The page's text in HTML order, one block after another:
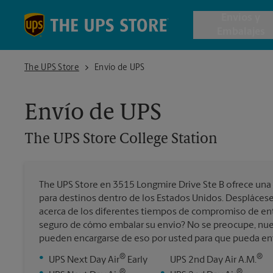
Envío
Todos los
The UPS Store
The UPS Store College Station
Envío de UPS
Envío de UPS
The UPS Store College Station
The UPS Store en 3515 Longmire Drive Ste B ofrece
para destinos dentro de los Estados Unidos.
acerca de los diferentes tiempos de compromiso de
seguro de cómo embalar su envío? No se preocupe,
pueden encargarse de eso por usted para que pueda
•
UPS Next Day Air® Early
UPS 2nd Day Air A.M.®